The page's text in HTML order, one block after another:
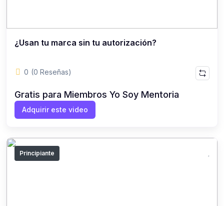
¿Usan tu marca sin tu autorización?
0 (0 Reseñas)
Gratis para Miembros Yo Soy Mentoria
Adquirir este video
Principiante